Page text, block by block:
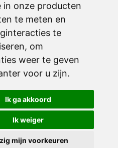
in onze producten
te meten en
te
, om
weer te geven
voor u zijn.
Ik ga akkoord
Ik weiger
mijn voorkeuren
wervingsplatform